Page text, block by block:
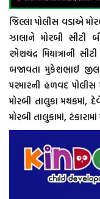
જિલ્લા પોલીસ વડાએ
ઝાલાને મોરબી સીટી
રમેશચંદ્ર મિયાત્રાની
બજાવતા મુકેશભાઈ
પરમારની હળવદ પોલીસ
મોરબી તાલુકા મથકમાં,
મોરબી તાલુકામાં,